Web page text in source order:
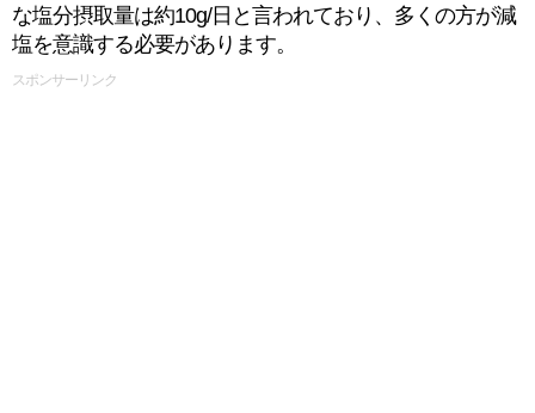
な塩分摂取量は約10g/日と言われており、多くの方が減
塩を意識する必要があります。
スポンサーリンク